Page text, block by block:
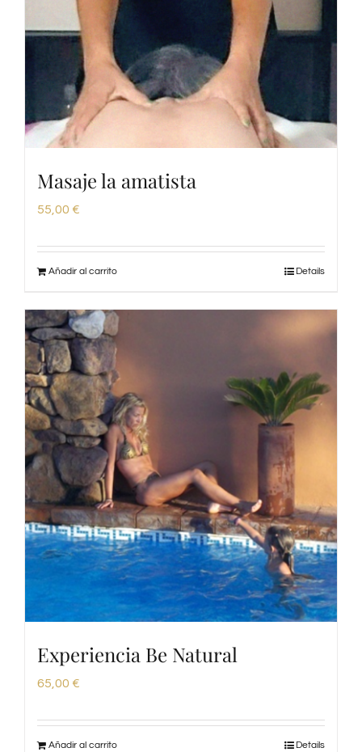
Masaje la amatista
55,00 €
Añadir al carrito Details
Experiencia Be Natural
65,00 €
Añadir al carrito Details